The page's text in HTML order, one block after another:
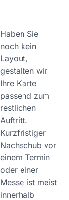
Haben Sie
noch kein
Layout,
gestalten wir
Ihre Karte
passend zum
restlichen
Auftritt.
Kurzfristiger
Nachschub vor
einem Termin
oder einer
Messe ist meist
innerhalb